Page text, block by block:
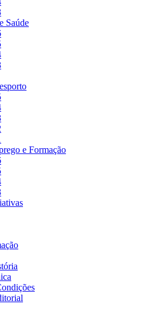
Saúde
e Formação